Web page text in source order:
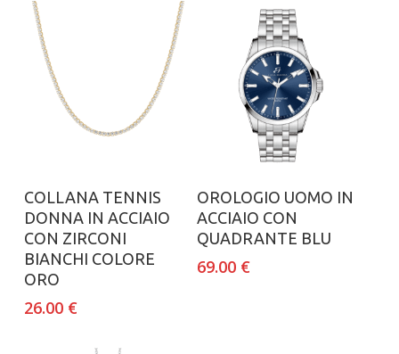
Aggiungi al carrello
COLLANA TENNIS
DONNA IN ACCIAIO
CON ZIRCONI
BIANCHI COLORE
ORO
26.00 €
Aggiungi al carrello
OROLOGIO UOMO IN
ACCIAIO CON
QUADRANTE BLU
69.00 €